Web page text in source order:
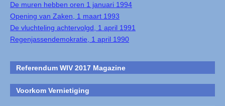
De muren hebben oren 1 januari 1994
Opening van Zaken, 1 maart 1993
De vluchteling achtervolgd, 1 april 1991
Regenjassendemokratie, 1 april 1990
Referendum WIV 2017 Magazine
Voorkom Vernietiging